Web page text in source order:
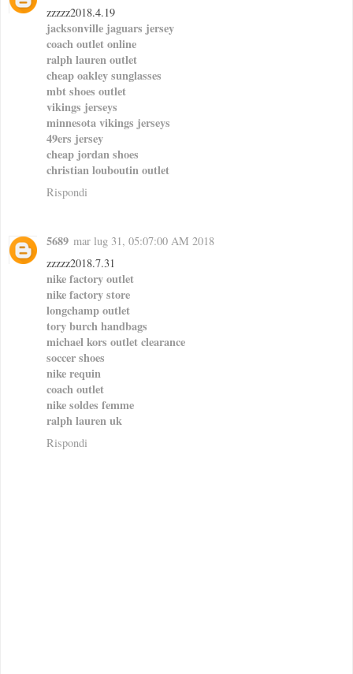
zzzzz2018.4.19
jacksonville jaguars jersey
coach outlet online
ralph lauren outlet
cheap oakley sunglasses
mbt shoes outlet
vikings jerseys
minnesota vikings jerseys
49ers jersey
cheap jordan shoes
christian louboutin outlet
Rispondi
5689 mar lug 31, 05:07:00 AM 2018
zzzzz2018.7.31
nike factory outlet
nike factory store
longchamp outlet
tory burch handbags
michael kors outlet clearance
soccer shoes
nike requin
coach outlet
nike soldes femme
ralph lauren uk
Rispondi